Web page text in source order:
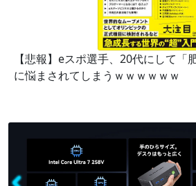
【悲報】eスポ選手、20代にして「
に悩まされてしまうｗｗｗｗｗｗ